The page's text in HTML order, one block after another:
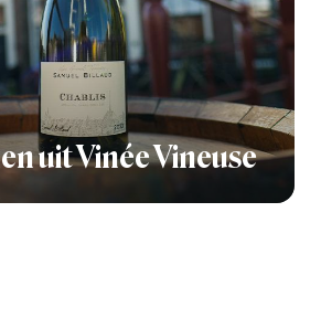
uit Vinée Vineuse